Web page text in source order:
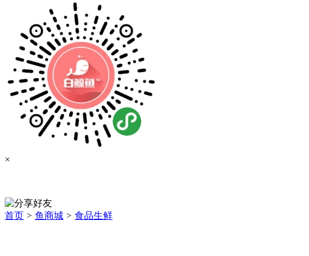
×
首页 > 鱼商城 > 食品生鲜